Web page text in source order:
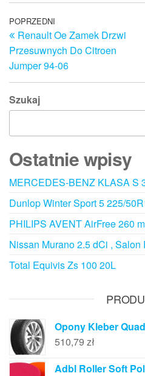
Nawigacja
wpisu
Poprzedni
wpis
POPRZEDNI
Renault Oe Zamek Drzwi
Przesuwnych Do Citroen
Jumper 94-06
Szukaj
Ostatnie wpisy
MERCEDES-BENZ KLASA S
Dunlop Winter Sport 5 225/
PHILIPS AVENT AirFree 260
Nissan Murano 2.5 dCi , Salon
Total Equivis Zs 100 20L
Opony Kleber
510,79 zł
Adbl Roller Soft